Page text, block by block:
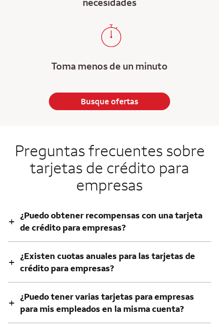
Toma menos de un minuto
Busque ofertas
Preguntas frecuentes sobre
tarjetas de crédito para
empresas
+ ¿Puedo obtener recompensas con una tarjeta
de crédito para empresas?
+ ¿Existen cuotas anuales para las tarjetas de
crédito para empresas?
+ ¿Puedo tener varias tarjetas para empresas
para mis empleados en la misma cuenta?